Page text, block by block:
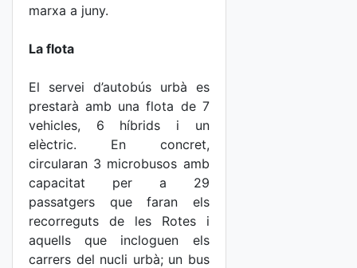
marxa a juny.
La flota
El servei d’autobús urbà es
prestarà amb una flota de 7
vehicles, 6 híbrids i un
elèctric. En concret,
circularan 3 microbusos amb
capacitat per a 29
passatgers que faran els
recorreguts de les Rotes i
aquells que incloguen els
carrers del nucli urbà; un bus